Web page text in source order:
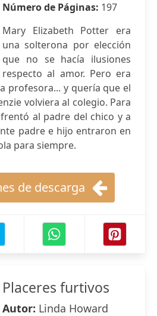
Número de Páginas: 197
Mary Elizabeth Potter era
una solterona por elección
que no se hacía ilusiones
respecto al amor. Pero era
profesora... y quería que el
volviera al colegio. Para
al padre del chico y a
padre e hijo entraron en
para siempre.
de descarga
Placeres furtivos
Autor: Linda Howard